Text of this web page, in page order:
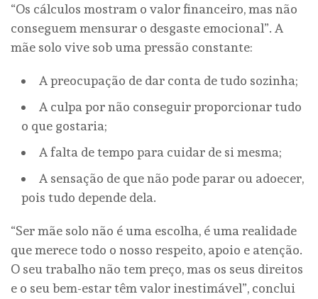
“Os cálculos mostram o valor financeiro, mas não
conseguem mensurar o desgaste emocional”. A
mãe solo vive sob uma pressão constante:
A preocupação de dar conta de tudo sozinha;
A culpa por não conseguir proporcionar tudo
o que gostaria;
A falta de tempo para cuidar de si mesma;
A sensação de que não pode parar ou adoecer,
pois tudo depende dela.
“Ser mãe solo não é uma escolha, é uma realidade
que merece todo o nosso respeito, apoio e atenção.
O seu trabalho não tem preço, mas os seus direitos
e o seu bem-estar têm valor inestimável”, conclui